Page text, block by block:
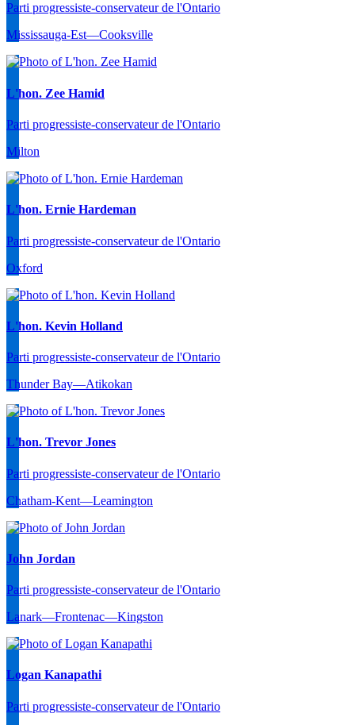
Parti progressiste-conservateur de l'Ontario
Mississauga-Est—Cooksville
L'hon. Zee Hamid
Parti progressiste-conservateur de l'Ontario
Milton
L'hon. Ernie Hardeman
Parti progressiste-conservateur de l'Ontario
Oxford
L'hon. Kevin Holland
Parti progressiste-conservateur de l'Ontario
Thunder Bay—Atikokan
L'hon. Trevor Jones
Parti progressiste-conservateur de l'Ontario
Chatham-Kent—Leamington
John Jordan
Parti progressiste-conservateur de l'Ontario
Lanark—Frontenac—Kingston
Logan Kanapathi
Parti progressiste-conservateur de l'Ontario